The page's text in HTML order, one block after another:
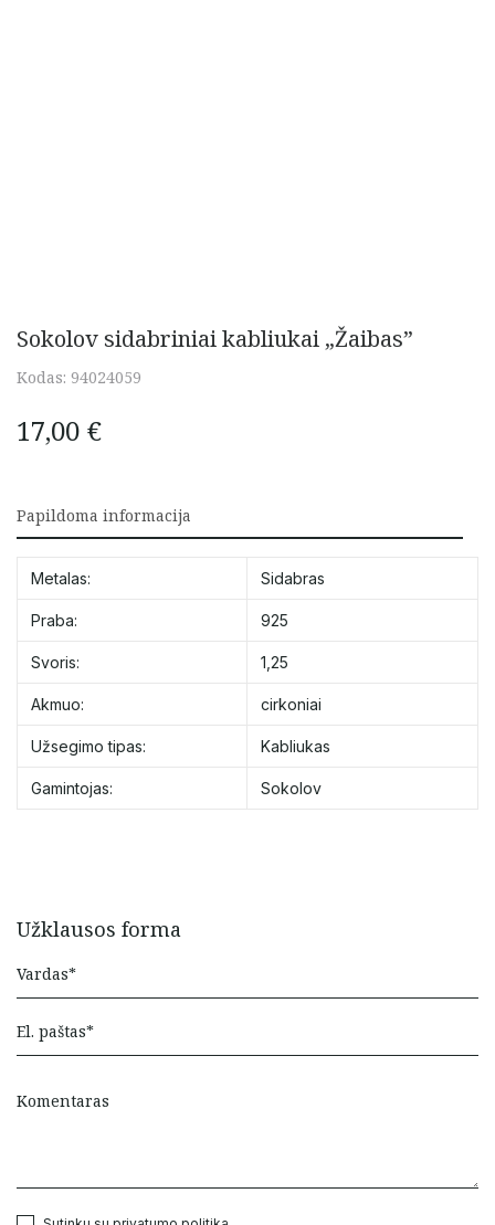
Sokolov sidabriniai kabliukai „Žaibas”
Kodas: 94024059
17,00 €
Papildoma informacija
Metalas: Sidabras
Praba: 925
Svoris: 1,25
Akmuo: cirkoniai
Užsegimo tipas: Kabliukas
Gamintojas: Sokolov
Užklausos forma